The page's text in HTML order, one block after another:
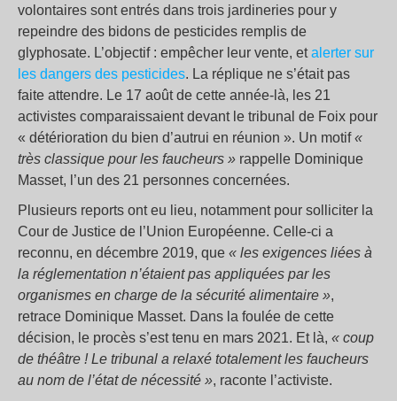
volontaires sont entrés dans trois jardineries pour y
repeindre des bidons de pesticides remplis de
glyphosate. L’objectif : empêcher leur vente, etalerter sur
les dangers des pesticides. La réplique ne s’était pas
faite attendre. Le 17 août de cette année-là, les 21
activistes comparaissaient devant le tribunal de Foix pour
« détérioration du bien d’autrui en réunion ». Un motif«
très classique pour les faucheurs » rappelle Dominique
Masset, l’un des 21 personnes concernées.
Plusieurs reports ont eu lieu, notamment pour solliciter la
Cour de Justice de l’Union Européenne. Celle-ci a
reconnu, en décembre 2019, que « les exigences liées à
la réglementation n’étaient pas appliquées par les
organismes en charge de la sécurité alimentaire »,
retrace Dominique Masset. Dans la foulée de cette
décision, le procès s’est tenu en mars 2021. Et là, « coup
de théâtre ! Le tribunal a relaxé totalement les faucheurs
au nom de l’état de nécessité », raconte l’activiste.